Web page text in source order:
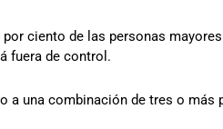
ciento de las personas
fuera de control.
a una combinación de tres o